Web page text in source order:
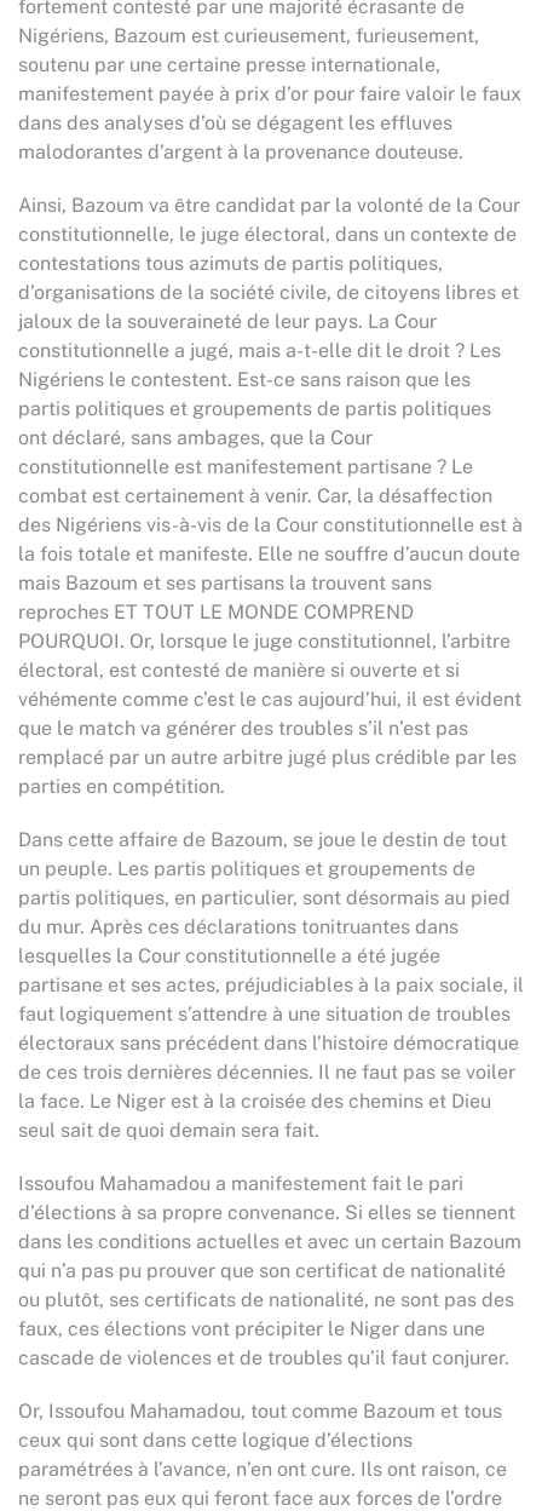
fortement contesté par une majorité écrasante de
Nigériens, Bazoum est curieusement, furieusement,
soutenu par une certaine presse internationale,
manifestement payée à prix d’or pour faire valoir le faux
dans des analyses d’où se dégagent les effluves
malodorantes d’argent à la provenance douteuse.
Ainsi, Bazoum va être candidat par la volonté de la Cour
constitutionnelle, le juge électoral, dans un contexte de
contestations tous azimuts de partis politiques,
d’organisations de la société civile, de citoyens libres et
jaloux de la souveraineté de leur pays. La Cour
constitutionnelle a jugé, mais a-t-elle dit le droit ? Les
Nigériens le contestent. Est-ce sans raison que les
partis politiques et groupements de partis politiques
ont déclaré, sans ambages, que la Cour
constitutionnelle est manifestement partisane ? Le
combat est certainement à venir. Car, la désaffection
des Nigériens vis-à-vis de la Cour constitutionnelle est à
la fois totale et manifeste. Elle ne souffre d’aucun doute
mais Bazoum et ses partisans la trouvent sans
reproches ET TOUT LE MONDE COMPREND
POURQUOI. Or, lorsque le juge constitutionnel, l’arbitre
électoral, est contesté de manière si ouverte et si
véhémente comme c’est le cas aujourd’hui, il est évident
que le match va générer des troubles s’il n’est pas
remplacé par un autre arbitre jugé plus crédible par les
parties en compétition.
Dans cette affaire de Bazoum, se joue le destin de tout
un peuple. Les partis politiques et groupements de
partis politiques, en particulier, sont désormais au pied
du mur. Après ces déclarations tonitruantes dans
lesquelles la Cour constitutionnelle a été jugée
partisane et ses actes, préjudiciables à la paix sociale, il
faut logiquement s’attendre à une situation de troubles
électoraux sans précédent dans l’histoire démocratique
de ces trois dernières décennies. Il ne faut pas se voiler
la face. Le Niger est à la croisée des chemins et Dieu
seul sait de quoi demain sera fait.
Issoufou Mahamadou a manifestement fait le pari
d’élections à sa propre convenance. Si elles se tiennent
dans les conditions actuelles et avec un certain Bazoum
qui n’a pas pu prouver que son certificat de nationalité
ou plutôt, ses certificats de nationalité, ne sont pas des
faux, ces élections vont précipiter le Niger dans une
cascade de violences et de troubles qu’il faut conjurer.
Or, Issoufou Mahamadou, tout comme Bazoum et tous
ceux qui sont dans cette logique d’élections
paramétrées à l’avance, n’en ont cure. Ils ont raison, ce
ne seront pas eux qui feront face aux forces de l’ordre